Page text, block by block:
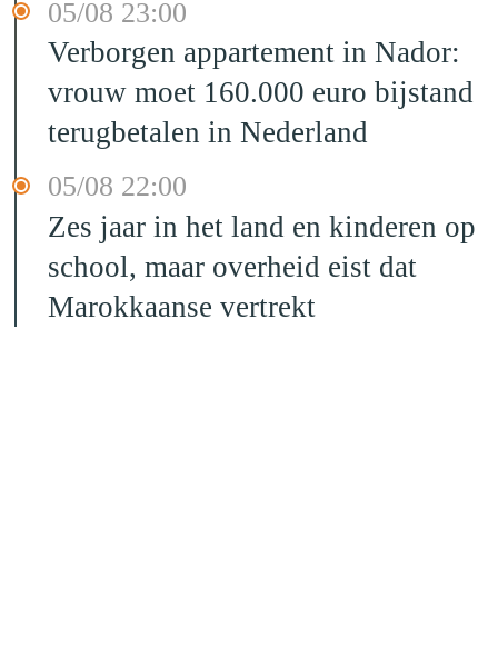
05/08 23:00
Verborgen appartement in Nador:
vrouw moet 160.000 euro bijstand
terugbetalen in Nederland
05/08 22:00
Zes jaar in het land en kinderen op
school, maar overheid eist dat
Marokkaanse vertrekt